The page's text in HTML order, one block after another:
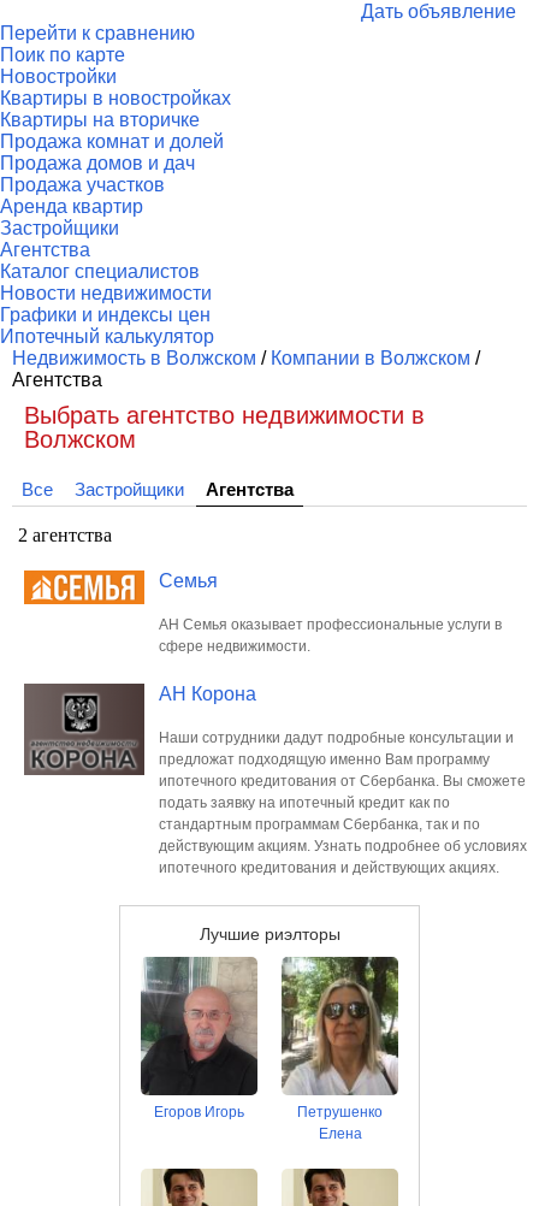
Дать объявление
Перейти к сравнению
Поик по карте
Новостройки
Квартиры в новостройках
Квартиры на вторичке
Продажа комнат и долей
Продажа домов и дач
Продажа участков
Аренда квартир
Застройщики
Агентства
Каталог специалистов
Новости недвижимости
Графики и индексы цен
Ипотечный калькулятор
Недвижимость в Волжском / Компании в Волжском /
Агентства
Выбрать агентство недвижимости в
Волжском
Все Застройщики Агентства
2 агентства
Семья
АН Семья оказывает профессиональные услуги в
сфере недвижимости.
АН Корона
Наши сотрудники дадут подробные консультации и
предложат подходящую именно Вам программу
ипотечного кредитования от Сбербанка. Вы сможете
подать заявку на ипотечный кредит как по
стандартным программам Сбербанка, так и по
действующим акциям. Узнать подробнее об условиях
ипотечного кредитования и действующих акциях.
Лучшие риэлторы
Егоров Игорь
Петрушенко
Елена